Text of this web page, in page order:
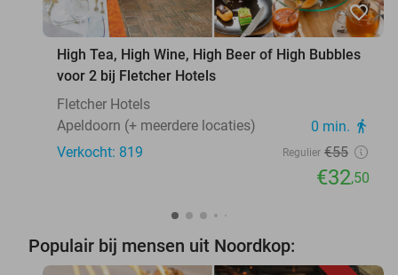
favorite_border
High Tea, High Wine, High Beer of High Bubbles
voor 2 bij Fletcher Hotels
Fletcher Hotels
Apeldoorn (+ meerdere locaties)
0 min. directions_walk
Verkocht: 819 Regulier €55
€32,50
Populair bij mensen uit Noordkop: